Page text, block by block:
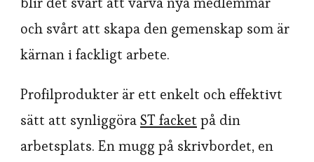
och svårt att skapa den gemenskap som är
kärnan i fackligt arbete.
Profilprodukter är ett enkelt och effektivt
sätt att synliggöraST facket på din
arbetsplats. En mugg på skrivbordet, en